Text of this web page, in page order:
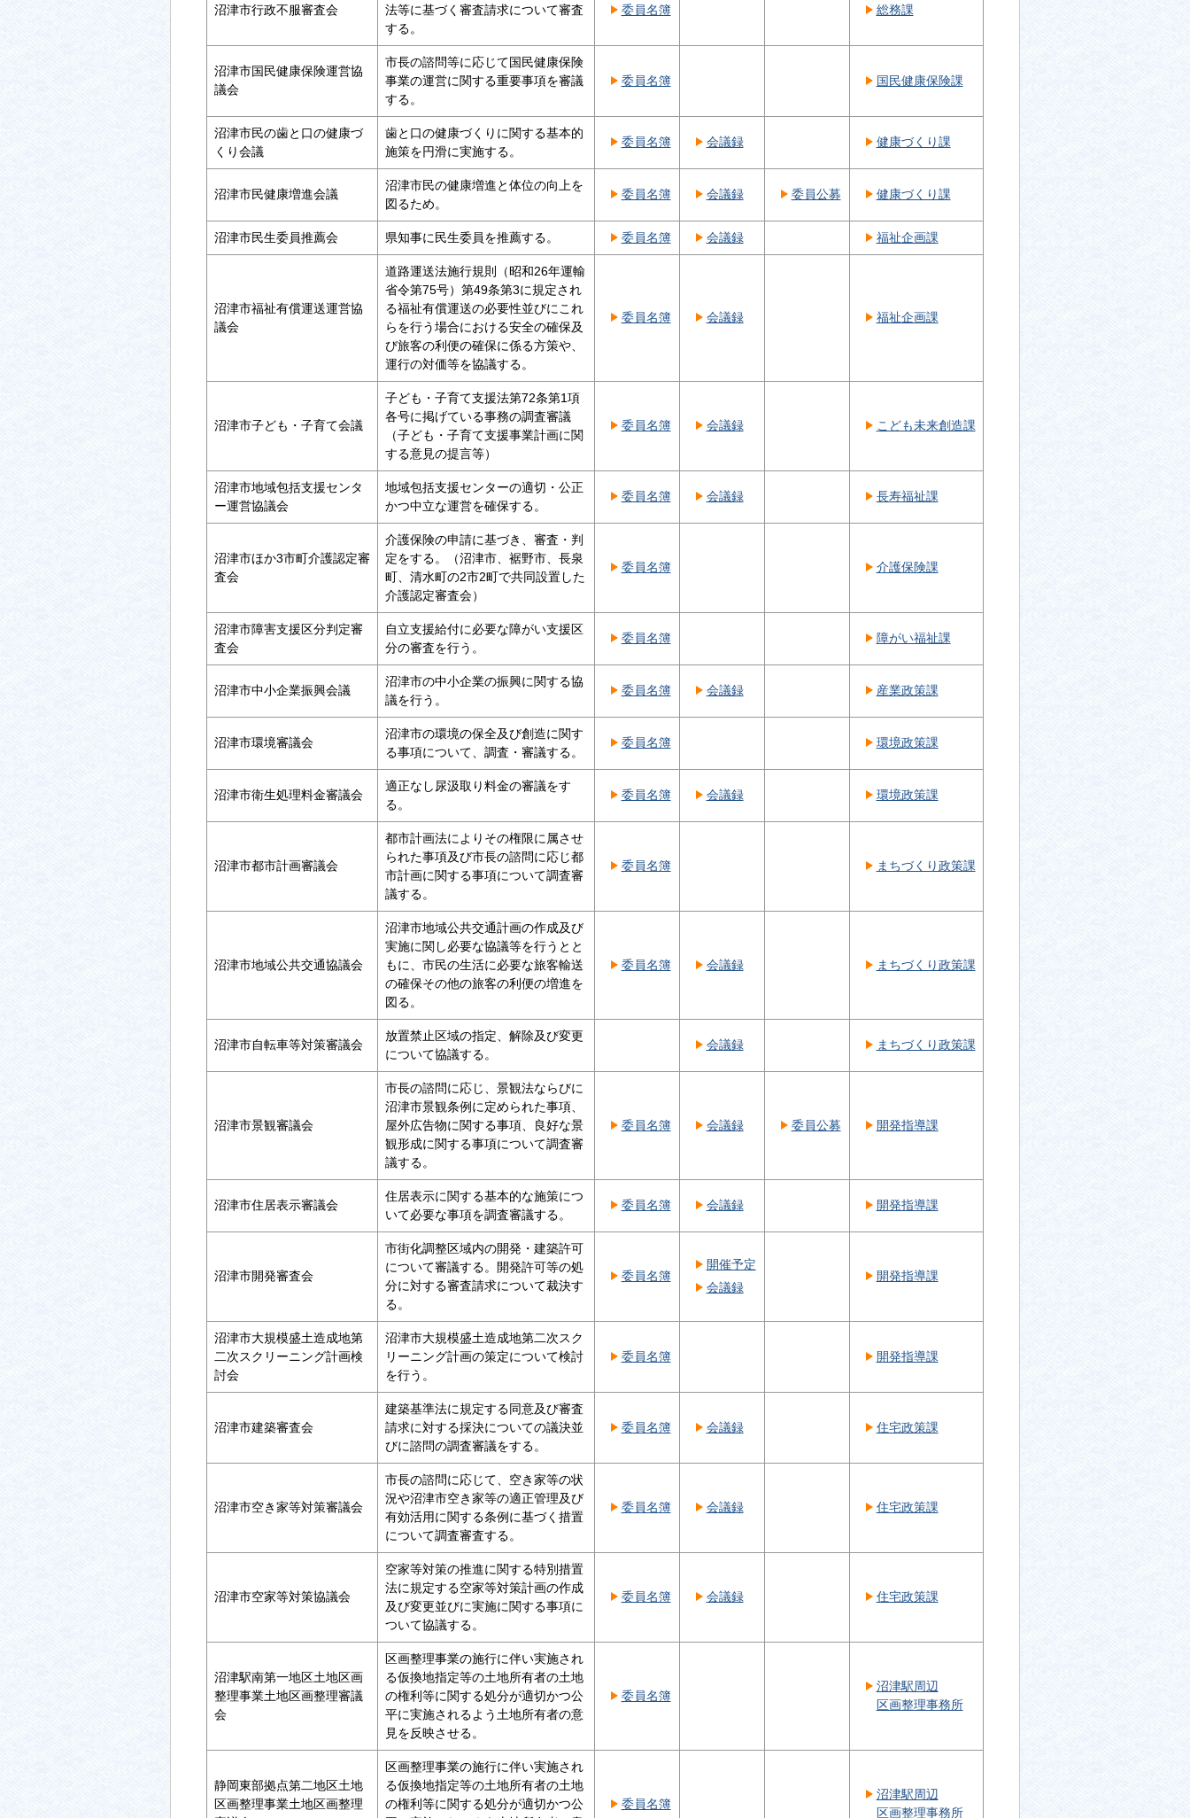
沼津市行政不服審査会
法等に基づく審査請求について審査
する。
委員名簿 総務課
沼津市国民健康保険運営協
議会
市長の諮問等に応じて国民健康保険
事業の運営に関する重要事項を審議
する。
委員名簿 国民健康保険課
沼津市民の歯と口の健康づ
くり会議
歯と口の健康づくりに関する基本的
施策を円滑に実施する。
委員名簿 会議録 健康づくり課
沼津市民健康増進会議
沼津市民の健康増進と体位の向上を
図るため。
委員名簿 会議録 委員公募 健康づくり課
沼津市民生委員推薦会 県知事に民生委員を推薦する。 委員名簿 会議録 福祉企画課
沼津市福祉有償運送運営協
議会
道路運送法施行規則（昭和26年運輸
省令第75号）第49条第3に規定され
る福祉有償運送の必要性並びにこれ
らを行う場合における安全の確保及
び旅客の利便の確保に係る方策や、
運行の対価等を協議する。
委員名簿 会議録 福祉企画課
沼津市子ども・子育て会議
子ども・子育て支援法第72条第1項
各号に掲げている事務の調査審議
（子ども・子育て支援事業計画に関
する意見の提言等）
委員名簿 会議録 こども未来創造課
沼津市地域包括支援センタ
ー運営協議会
地域包括支援センターの適切・公正
かつ中立な運営を確保する。
委員名簿 会議録 長寿福祉課
沼津市ほか3市町介護認定審
査会
介護保険の申請に基づき、審査・判
定をする。（沼津市、裾野市、長泉
町、清水町の2市2町で共同設置した
介護認定審査会）
委員名簿 介護保険課
沼津市障害支援区分判定審
査会
自立支援給付に必要な障がい支援区
分の審査を行う。
委員名簿 障がい福祉課
沼津市中小企業振興会議
沼津市の中小企業の振興に関する協
議を行う。
委員名簿 会議録 産業政策課
沼津市環境審議会
沼津市の環境の保全及び創造に関す
る事項について、調査・審議する。
委員名簿 環境政策課
沼津市衛生処理料金審議会
適正なし尿汲取り料金の審議をす
る。
委員名簿 会議録 環境政策課
沼津市都市計画審議会
都市計画法によりその権限に属させ
られた事項及び市長の諮問に応じ都
市計画に関する事項について調査審
議する。
委員名簿 まちづくり政策課
沼津市地域公共交通協議会
沼津市地域公共交通計画の作成及び
実施に関し必要な協議等を行うとと
もに、市民の生活に必要な旅客輸送
の確保その他の旅客の利便の増進を
図る。
委員名簿 会議録 まちづくり政策課
沼津市自転車等対策審議会
放置禁止区域の指定、解除及び変更
について協議する。
会議録 まちづくり政策課
沼津市景観審議会
市長の諮問に応じ、景観法ならびに
沼津市景観条例に定められた事項、
屋外広告物に関する事項、良好な景
観形成に関する事項について調査審
議する。
委員名簿 会議録 委員公募 開発指導課
沼津市住居表示審議会
住居表示に関する基本的な施策につ
いて必要な事項を調査審議する。
委員名簿 会議録 開発指導課
沼津市開発審査会
市街化調整区域内の開発・建築許可
について審議する。開発許可等の処
分に対する審査請求について裁決す
る。
委員名簿
開催予定
会議録
開発指導課
沼津市大規模盛土造成地第
二次スクリーニング計画検
討会
沼津市大規模盛土造成地第二次スク
リーニング計画の策定について検討
を行う。
委員名簿 開発指導課
沼津市建築審査会
建築基準法に規定する同意及び審査
請求に対する採決についての議決並
びに諮問の調査審議をする。
委員名簿 会議録 住宅政策課
沼津市空き家等対策審議会
市長の諮問に応じて、空き家等の状
況や沼津市空き家等の適正管理及び
有効活用に関する条例に基づく措置
について調査審査する。
委員名簿 会議録 住宅政策課
沼津市空家等対策協議会
空家等対策の推進に関する特別措置
法に規定する空家等対策計画の作成
及び変更並びに実施に関する事項に
ついて協議する。
委員名簿 会議録 住宅政策課
沼津駅南第一地区土地区画
整理事業土地区画整理審議
会
区画整理事業の施行に伴い実施され
る仮換地指定等の土地所有者の土地
の権利等に関する処分が適切かつ公
平に実施されるよう土地所有者の意
見を反映させる。
委員名簿
沼津駅周辺
区画整理事務所
静岡東部拠点第二地区土地
区画整理事業土地区画整理
区画整理事業の施行に伴い実施され
る仮換地指定等の土地所有者の土地
の権利等に関する処分が適切かつ公
委員名簿
沼津駅周辺
区画整理事務所